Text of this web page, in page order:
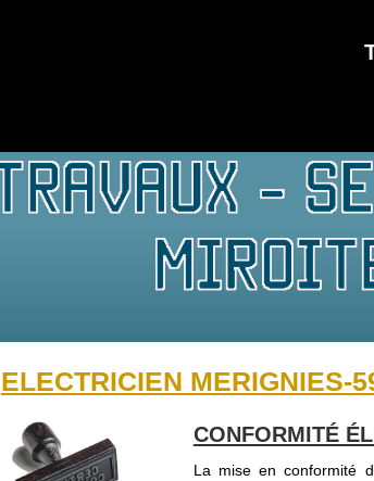
ELECTRICIEN MERIGNIES-
CONFORMITÉ
La mise en conformité